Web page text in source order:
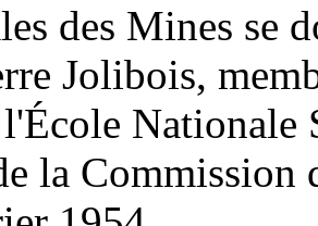
des Mines se
Jolibois,
Nationale
la Commission